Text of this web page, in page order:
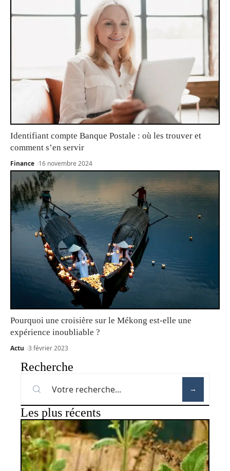
Identifiant compte Banque Postale : où les trouver et
comment s’en servir
Finance 16 novembre 2024
Pourquoi une croisière sur le Mékong est-elle une
expérience inoubliable ?
Actu 3 février 2023
Recherche
Les plus récents